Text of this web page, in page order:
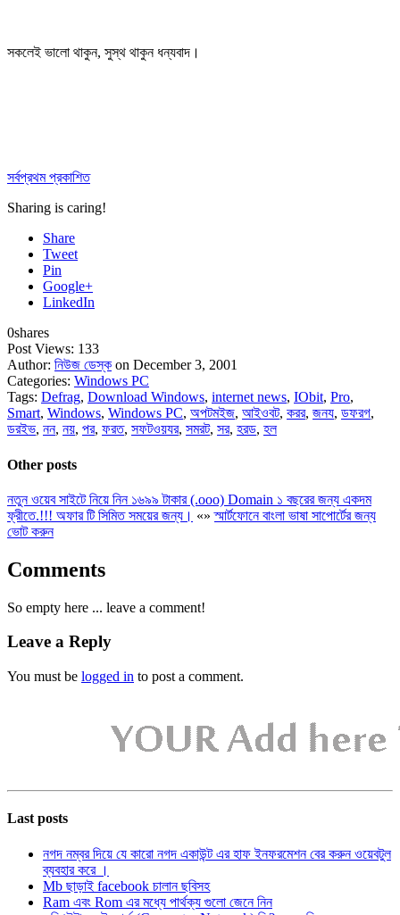
সকলেই ভালো থাকুন, সুস্থ থাকুন ধন্যবাদ।
সর্বপ্রথম প্রকাশিত
Sharing is caring!
Share
Tweet
Pin
Google+
LinkedIn
0shares
Post Views: 133
Author: নিউজ ডেস্ক on December 3, 2001
Categories: Windows PC
Tags: Defrag, Download Windows, internet news, IObit, Pro,
Smart, Windows, Windows PC, অপটমইজ, আইওবট, করর, জনয, ডফরগ,
ডরইভ, নন, নয়, পর, ফরত, সফটওয়যর, সমরট, সর, হরড, হল
Other posts
নতুন ওয়েব সাইটে নিয়ে নিন ১৬৯৯ টাকার (.ooo) Domain ১ বছরের জন্য একদম
ফ্রীতে.!!! অফার টি সিমিত সময়ের জন্য। «»স্মার্টফোনে বাংলা ভাষা সাপোর্টের জন্য
ভোট করুন
Comments
So empty here ... leave a comment!
Leave a Reply
You must be logged in to post a comment.
Last posts
নগদ নম্বর দিয়ে যে কারো নগদ একাউন্ট এর হাফ ইনফরমেশন বের করুন ওয়েবটুল
ব্যবহার করে ।
Mb ছাড়াই facebook চালান ছবিসহ
Ram এবং Rom এর মধ্যে পার্থক্য গুলো জেনে নিন